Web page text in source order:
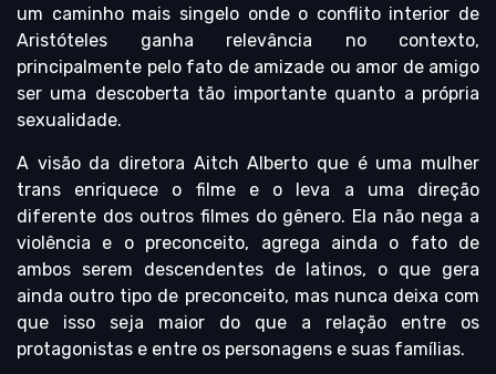
um caminho mais singelo onde o conflito interior de
Aristóteles ganha relevância no contexto,
principalmente pelo fato de amizade ou amor de amigo
ser uma descoberta tão importante quanto a própria
sexualidade.
A visão da diretora Aitch Alberto que é uma mulher
trans enriquece o filme e o leva a uma direção
diferente dos outros filmes do gênero. Ela não nega a
violência e o preconceito, agrega ainda o fato de
ambos serem descendentes de latinos, o que gera
ainda outro tipo de preconceito, mas nunca deixa com
que isso seja maior do que a relação entre os
protagonistas e entre os personagens e suas famílias.